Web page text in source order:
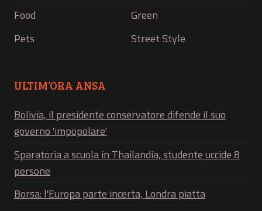
Food
Green
Pets
Street Style
ULTIM’ORA ANSA
Bolivia, il presidente conservatore difende il suo
governo 'impopolare'
Sparatoria a scuola in Thailandia, studente uccide 8
persone
Borsa: l'Europa parte incerta, Londra piatta